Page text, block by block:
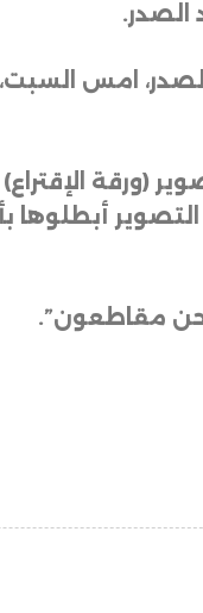
الصدر.
امس
(ورقة
أبطلوها
مقاطعون”.